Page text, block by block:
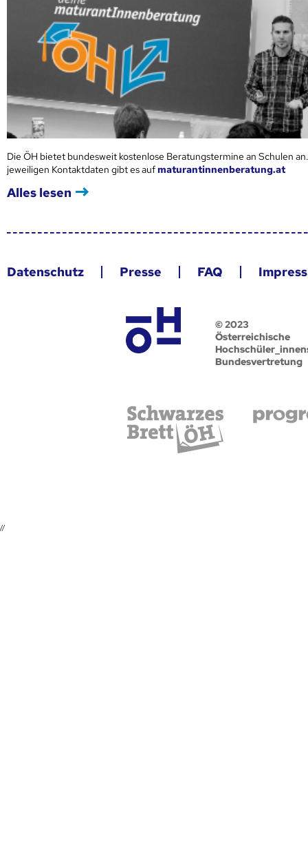
Die ÖH bietet bundesweit kostenlose Beratungstermine an Schulen
jeweiligen Kontaktdaten gibt es aufmaturantinnenberatung.at
Alles lesen
Datenschutz Presse FAQ
© 2023
Österreichische
Bundesvertretung
//